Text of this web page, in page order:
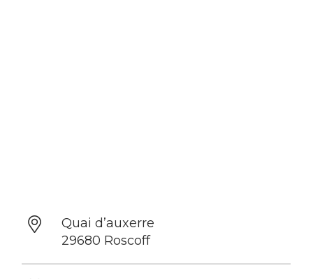
Quai d’auxerre
29680 Roscoff